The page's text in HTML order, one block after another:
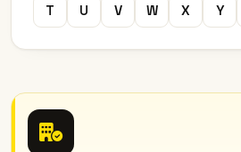
T
U V W X Y